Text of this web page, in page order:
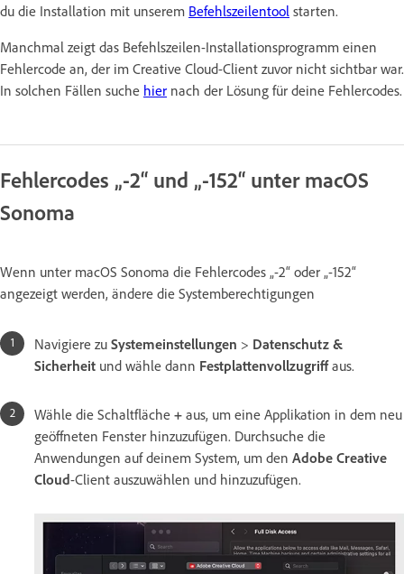
du die Installation mit unserem Befehlszeilentool starten.
Manchmal zeigt das Befehlszeilen-Installationsprogramm einen
Fehlercode an, der im Creative Cloud-Client zuvor nicht sichtbar war.
In solchen Fällen suche hier nach der Lösung für deine Fehlercodes.
Fehlercodes „-2“ und „-152“ unter macOS
Sonoma
Wenn unter macOS Sonoma die Fehlercodes „-2“ oder „-152“
angezeigt werden, ändere die Systemberechtigungen
Navigiere zu Systemeinstellungen > Datenschutz &
Sicherheit und wähle dann Festplattenvollzugriffaus.
Wähle die Schaltfläche + aus, um eine Applikation in dem neu
geöffneten Fenster hinzuzufügen. Durchsuche die
Anwendungen auf deinem System, um den Adobe Creative
Cloud-Client auszuwählen und hinzuzufügen.